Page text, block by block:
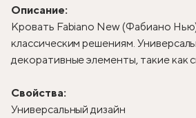
Описание:
Кровать Fabiano New (Фабиано
классическим решениям.
декоративные элементы, такие как
Свойства:
Универсальный дизайн